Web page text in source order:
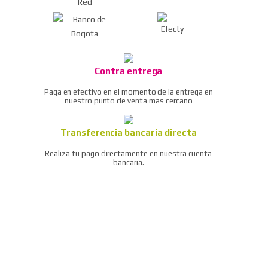
Ver todos
profesional eclipse 500-
compresor/soplador del
Ratchet neumático / llave
de trinquete de aire
Contra entrega
Paga en efectivo en el momento de la entrega en
nuestro punto de venta mas cercano
Transferencia bancaria directa
Realiza tu pago directamente en nuestra cuenta
bancaria.